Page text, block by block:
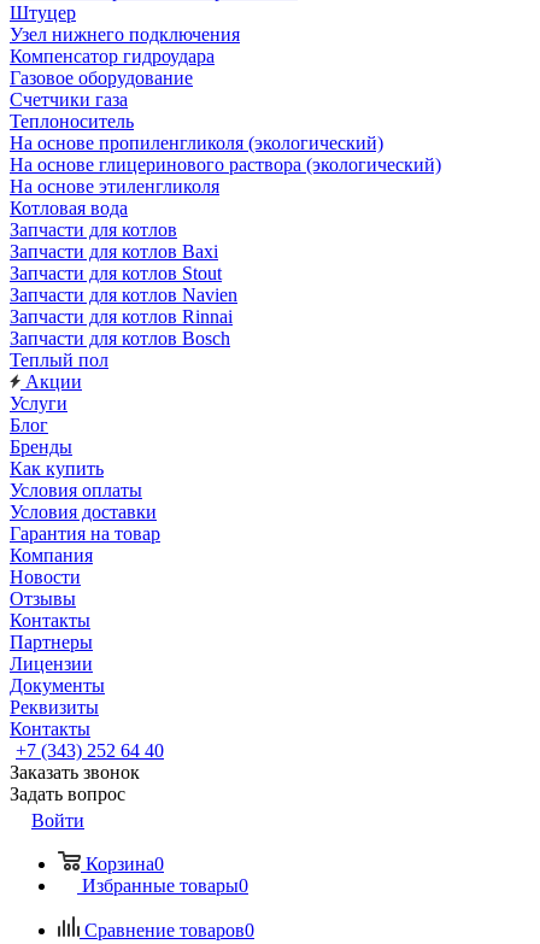
Штуцер
Узел нижнего подключения
Компенсатор гидроудара
Газовое оборудование
Счетчики газа
Теплоноситель
На основе пропиленгликоля (экологический)
На основе глицеринового раствора (экологический)
На основе этиленгликоля
Котловая вода
Запчасти для котлов
Запчасти для котлов Baxi
Запчасти для котлов Stout
Запчасти для котлов Navien
Запчасти для котлов Rinnai
Запчасти для котлов Bosch
Теплый пол
Акции
Услуги
Блог
Бренды
Как купить
Условия оплаты
Условия доставки
Гарантия на товар
Компания
Новости
Отзывы
Контакты
Партнеры
Лицензии
Документы
Реквизиты
Контакты
+7 (343) 252 64 40
Заказать звонок
Задать вопрос
Войти
Корзина0
Избранные товары0
Сравнение товаров0